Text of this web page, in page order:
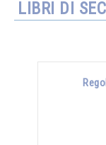
LIBRI DI